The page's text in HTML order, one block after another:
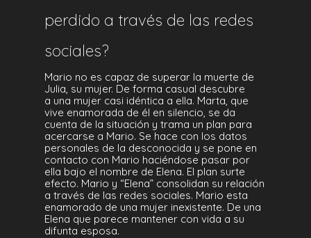
perdido a través de las redes
sociales?
Mario no es capaz de superar la muerte de
Julia, su mujer. De forma casual descubre
a una mujer casi idéntica a ella. Marta, que
vive enamorada de él en silencio, se da
cuenta de la situación y trama un plan para
acercarse a Mario. Se hace con los datos
personales de la desconocida y se pone en
contacto con Mario haciéndose pasar por
ella bajo el nombre de Elena. El plan surte
efecto. Mario y “Elena” consolidan su relación
a través de las redes sociales. Mario esta
enamorado de una mujer inexistente. De una
Elena que parece mantener con vida a su
difunta esposa.